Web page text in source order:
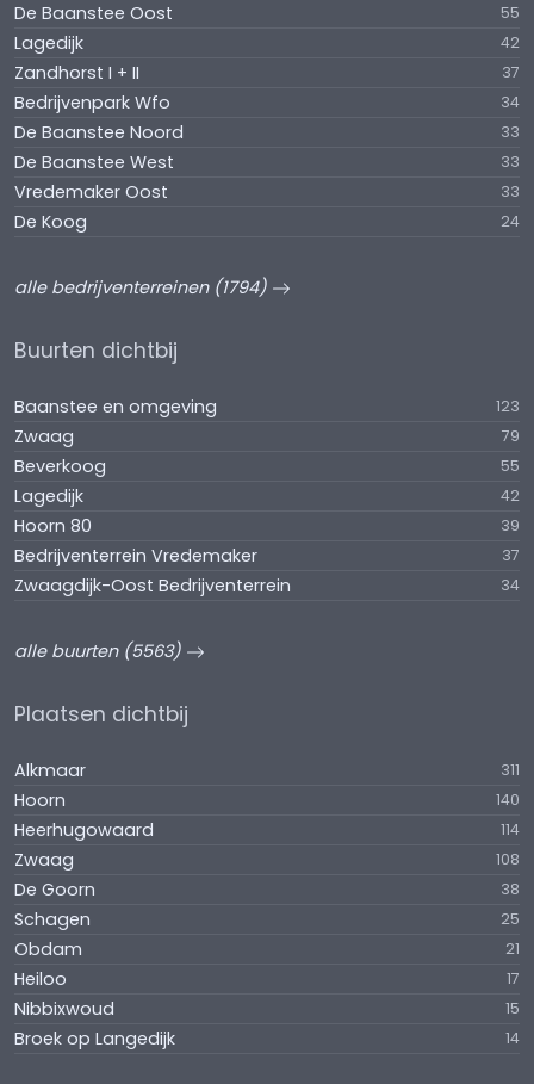
De Baanstee Oost 55
Lagedijk 42
Zandhorst I + II 37
Bedrijvenpark Wfo 34
De Baanstee Noord 33
De Baanstee West 33
Vredemaker Oost 33
De Koog 24
alle bedrijventerreinen (1794)
Buurten dichtbij
Baanstee en omgeving 123
Zwaag 79
Beverkoog 55
Lagedijk 42
Hoorn 80 39
Bedrijventerrein Vredemaker 37
Zwaagdijk-Oost Bedrijventerrein 34
alle buurten (5563)
Plaatsen dichtbij
Alkmaar 311
Hoorn 140
Heerhugowaard 114
Zwaag 108
De Goorn 38
Schagen 25
Obdam 21
Heiloo 17
Nibbixwoud 15
Broek op Langedijk 14